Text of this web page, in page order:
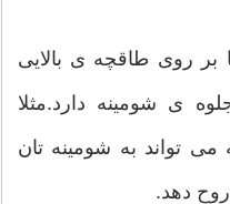
بر روی طاقچه ی بالایی
ی شومینه دارد.مثلا
تواند به شومینه تان
دهد.